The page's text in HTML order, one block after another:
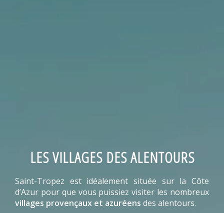
LES VILLAGES DES ALENTOURS
Saint-Tropez est idéalement située sur la Côte
d’Azur pour que vous puissiez visiter les nombreux
villages provençaux et azuréens des alentours.